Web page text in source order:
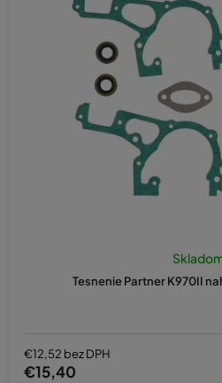
Tesnenie Partner K970II
€12,52 bez DPH
€15,40